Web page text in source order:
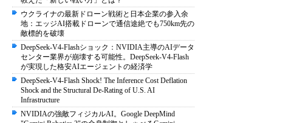
ウクライナの最新ドローン戦術と日本企業の参入余
地：エッジAI搭載ドローンで通信途絶でも750km先の
敵標的を破壊
DeepSeek-V4-Flashショック：NVIDIA主導のAIデータ
センター業界が崩壊する可能性。DeepSeek-V4-Flash
が実現した格安AIエージェントの経済学
DeepSeek-V4-Flash Shock! The Inference Cost Deflation
Shock and the Structural De-Rating of U.S. AI
Infrastructure
NVIDIAの強敵フィジカルAI。Google DeepMind